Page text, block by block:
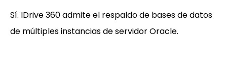
Sí. IDrive 360 admite el respaldo de bases de datos
de múltiples instancias de servidor Oracle.